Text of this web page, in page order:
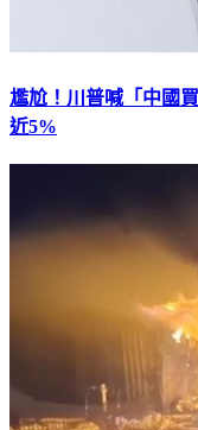
尷尬！川普喊「中國
近5%